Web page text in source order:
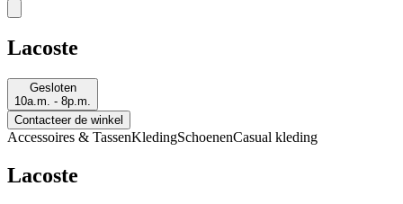
Lacoste
Gesloten
10a.m. - 8p.m.
Contacteer de winkel
Accessoires & TassenKledingSchoenenCasual kleding
Lacoste